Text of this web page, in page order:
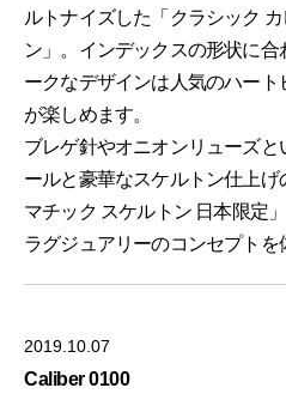
ルトナイズした「クラシック
ン」。インデックスの形状に
ークなデザインは人気のハー
が楽しめます。
ブレゲ針やオニオンリューズ
ールと豪華なスケルトン仕上げ
マチック スケルトン 日本限定
ラグジュアリーのコンセプトを
2019.10.07
Caliber 0100